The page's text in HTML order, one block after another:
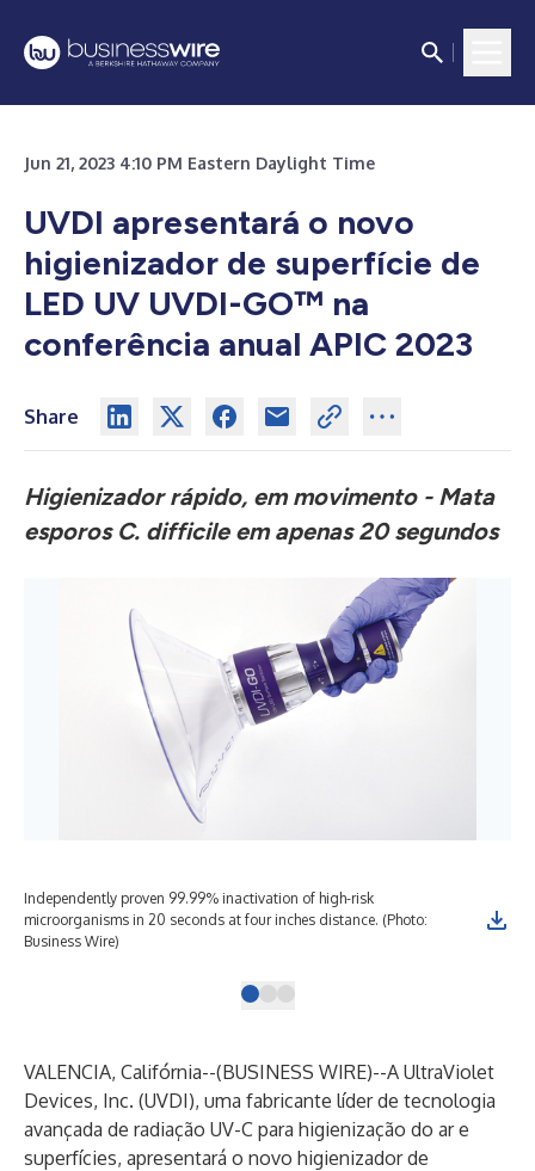
Jun 21, 2023 4:10 PM Eastern Daylight Time
UVDI apresentará o novo
higienizador de superfície de
LED UV UVDI-GO™ na
conferência anual APIC 2023
Share
Higienizador rápido, em movimento - Mata
esporos C. difficile em apenas 20 segundos
Independently proven 99.99% inactivation of high-risk
microorganisms in 20 seconds at four inches distance. (Photo:
Business Wire)
VALENCIA, Califórnia--(BUSINESS WIRE)--A UltraViolet
Devices, Inc. (UVDI), uma fabricante líder de tecnologia
avançada de radiação UV-C para higienização do ar e
superfícies, apresentará o novo higienizador de